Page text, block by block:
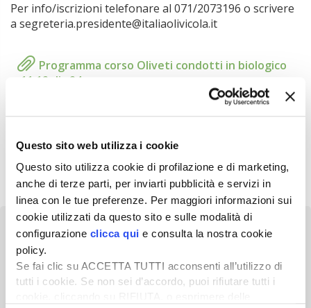
Questo sito web utilizza i cookie
Questo sito utilizza cookie di profilazione e di marketing,
anche di terze parti, per inviarti pubblicità e servizi in
linea con le tue preferenze. Per maggiori informazioni sui
cookie utilizzati da questo sito e sulle modalità di
configurazione clicca qui e consulta la nostra cookie
policy.
Se fai clic su ACCETTA TUTTI acconsenti all’utilizzo di
tutti i cookie. Se non sei d’accordo, puoi rifiutare tutti i
Per info/iscrizioni telefonare al 071/2073196 o scrivere
a segreteria.presidente@italiaolivicola.it
Programma corso Oliveti condotti in biologico
11.12 dic 24
Newsletter